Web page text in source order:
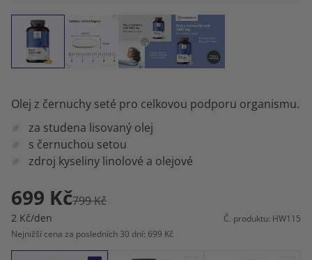
Olej z černuchy seté pro celkovou podporu organismu.
za studena lisovaný olej
s černuchou setou
zdroj kyseliny linolové a olejové
699 Kč799 Kč
2 Kč/den
Č. produktu: HW115
Nejnižší cena za posledních 30 dní: 699 Kč